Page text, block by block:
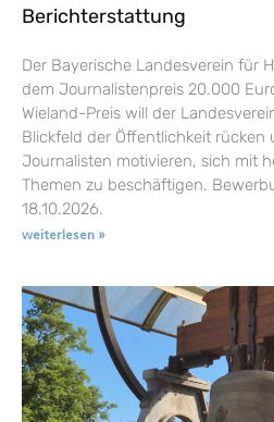
Berichterstattung
Der Bayerische Landesverein für
dem Journalistenpreis 20.000
Wieland-Preis will der
Blickfeld der Öffentlichkeit
Journalisten motivieren, sich mit
Themen zu beschäftigen.
18.10.2026.
weiterlesen »